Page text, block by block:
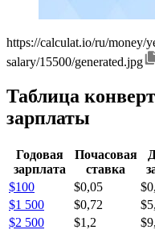
https://calculat.io/ru/money/
salary/15500/generated.jpg
Таблица
зарплаты
Годовая
зарплата
Почасовая
ставка
$100
$0,05
$1 500
$0,72
$2 500
$1,2